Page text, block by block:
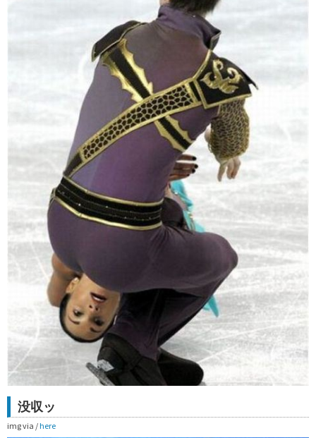
没収ッ
img via / here